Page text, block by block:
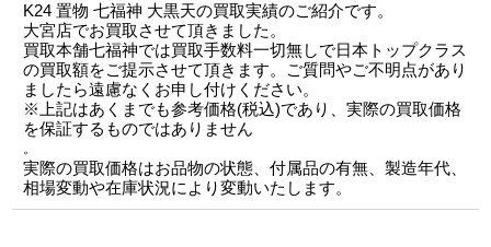
K24 置物 七福神 大黒天の買取実績のご紹介です。
大宮店でお買取させて頂きました。
買取本舗七福神では買取手数料一切無しで日本トップクラス
の買取額をご提示させて頂きます。ご質問やご不明点があり
ましたら遠慮なくお申し付けください。
※上記はあくまでも参考価格(税込)であり、実際の買取価格
を保証するものではありません
。
実際の買取価格はお品物の状態、付属品の有無、製造年代、
相場変動や在庫状況により変動いたします。